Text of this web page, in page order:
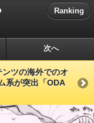
Ranking
次へ
ンツの海外でのオ
系が突出「ODA